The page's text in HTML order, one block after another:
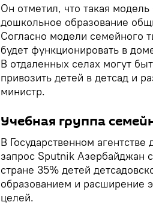
Он отметил, что такая
дошкольное образование
Согласно модели семейного
будет функционировать в
В отдаленных селах могут
привозить детей в детсад и
министр.
Учебная группа
В Государственном
запрос Sputnik Азербайджан
стране 35% детей
образованием и расширение
целей.